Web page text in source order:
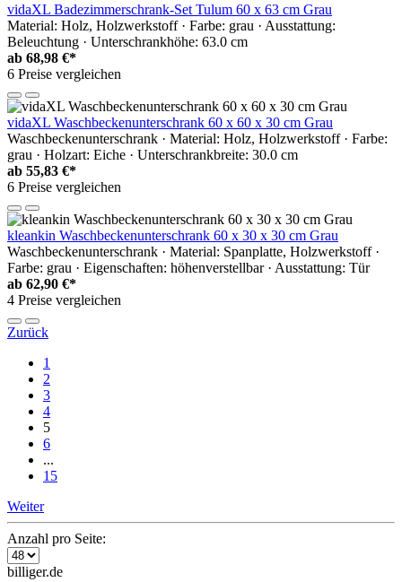
vidaXL Badezimmerschrank-Set Tulum 60 x 63 cm Grau
Material: Holz, Holzwerkstoff · Farbe: grau · Ausstattung:
Beleuchtung · Unterschrankhöhe: 63.0 cm
ab 68,98 €*
6 Preise vergleichen
vidaXL Waschbeckenunterschrank 60 x 60 x 30 cm Grau
Waschbeckenunterschrank · Material: Holz, Holzwerkstoff · Farbe:
grau · Holzart: Eiche · Unterschrankbreite: 30.0 cm
ab 55,83 €*
6 Preise vergleichen
kleankin Waschbeckenunterschrank 60 x 30 x 30 cm Grau
Waschbeckenunterschrank · Material: Spanplatte, Holzwerkstoff ·
Farbe: grau · Eigenschaften: höhenverstellbar · Ausstattung: Tür
ab 62,90 €*
4 Preise vergleichen
Zurück
1
2
3
4
5
6
...
15
Weiter
Anzahl pro Seite:
billiger.de